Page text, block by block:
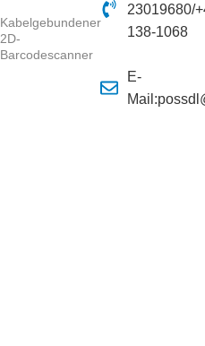
Kabelgebundener
2D-
Barcodescanner
23019680/
138-1068
E-